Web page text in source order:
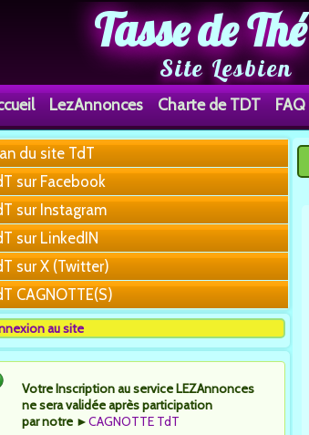
Tasse de Thé
Site Lesbien
LezAnnonces Charte de TDT FAQ
du site TdT
sur Facebook
sur Instagram
sur LinkedIN
sur X (Twitter)
CAGNOTTE(S)
au site
Votre Inscription au service LEZAnnonces
ne sera validée après participation
par notre ►CAGNOTTE TdT